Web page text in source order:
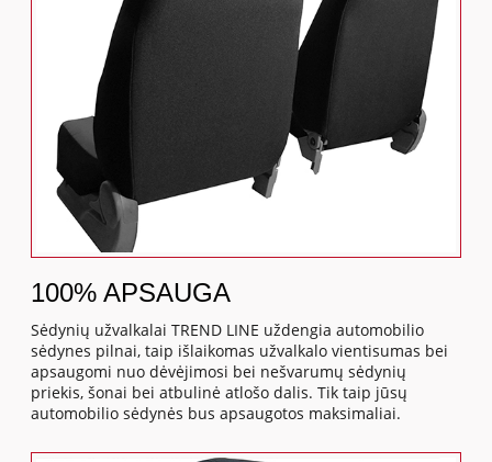
100% APSAUGA
Sėdynių užvalkalai TREND LINE uždengia automobilio
sėdynes pilnai, taip išlaikomas užvalkalo vientisumas bei
apsaugomi nuo dėvėjimosi bei nešvarumų sėdynių
priekis, šonai bei atbulinė atlošo dalis. Tik taip jūsų
automobilio sėdynės bus apsaugotos maksimaliai.